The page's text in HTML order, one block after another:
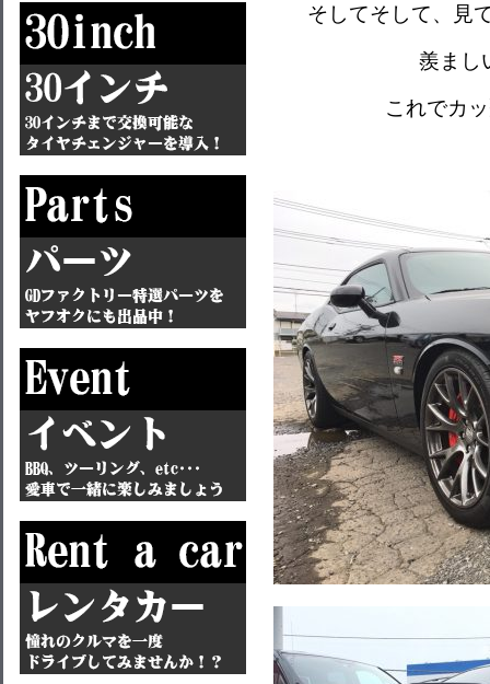
そしてそして、見
羨まし
これでカ